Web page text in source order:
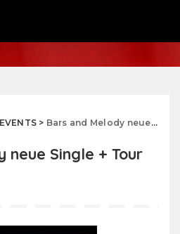
EVENTS > Bars and Melody neue Single + Tour
neue Single + Tour